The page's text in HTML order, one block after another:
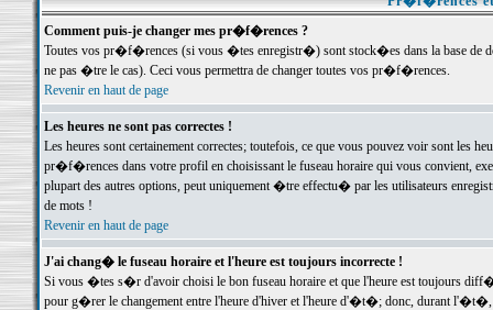
Comment puis-je changer mes pr�f�rences ?
Toutes vos pr�f�rences (si vous �tes enregistr�) sont stock�es dans la base de
ne pas �tre le cas). Ceci vous permettra de changer toutes vos pr�f�rences.
Revenir en haut de page
Les heures ne sont pas correctes !
Les heures sont certainement correctes; toutefois, ce que vous pouvez voir sont
pr�f�rences dans votre profil en choisissant le fuseau horaire qui vous convient,
plupart des autres options, peut uniquement �tre effectu� par les utilisateurs
de mots !
Revenir en haut de page
J'ai chang� le fuseau horaire et l'heure est toujours incorrecte !
Si vous �tes s�r d'avoir choisi le bon fuseau horaire et que l'heure est toujours
pour g�rer le changement entre l'heure d'hiver et l'heure d'�t�; donc, durant